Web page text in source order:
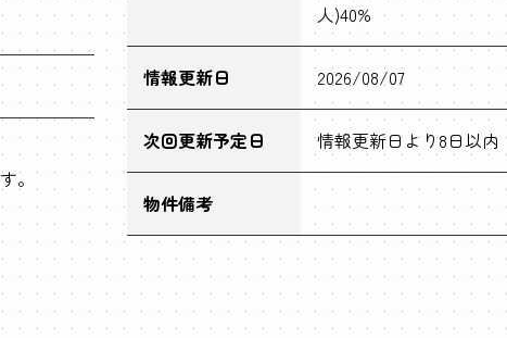
。
人)40%
情報更新日 2026/08/07
次回更新予定日 情報更新日より8日以内
物件備考